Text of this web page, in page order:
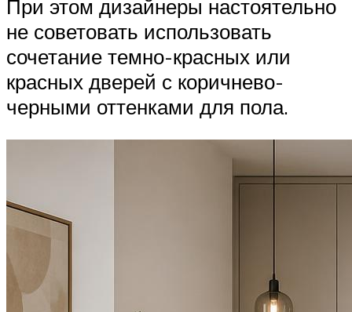
При этом дизайнеры настоятельно
не советовать использовать
сочетание темно-красных или
красных дверей с коричнево-
черными оттенками для пола.